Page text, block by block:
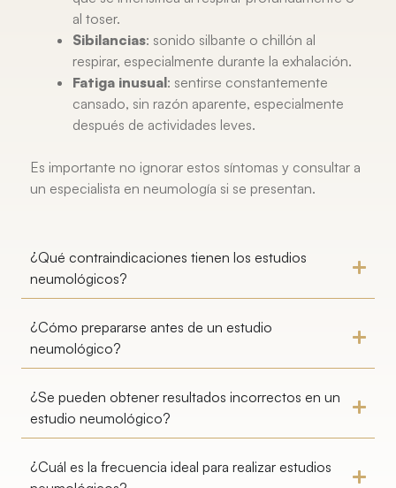
al toser.
Sibilancias: sonido silbante o chillón al
respirar, especialmente durante la exhalación.
Fatiga inusual: sentirse constantemente
cansado, sin razón aparente, especialmente
después de actividades leves.
Es importante no ignorar estos síntomas y consultar a
un especialista en neumología si se presentan.
¿Qué contraindicaciones tienen los estudios
neumológicos?
¿Cómo prepararse antes de un estudio
neumológico?
¿Se pueden obtener resultados incorrectos en un
estudio neumológico?
¿Cuál es la frecuencia ideal para realizar estudios